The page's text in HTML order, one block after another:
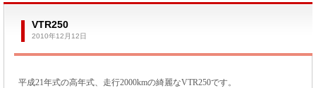
VTR250
2010年12月12日
平成21年式の高年式、走行2000kmの綺麗なVTR250です。